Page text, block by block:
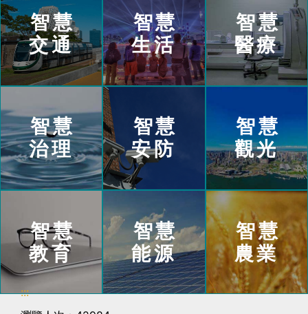
智慧
交通
智慧
生活
智慧
醫療
智慧
治理
智慧
安防
智慧
觀光
智慧
教育
智慧
能源
智慧
農業
:::